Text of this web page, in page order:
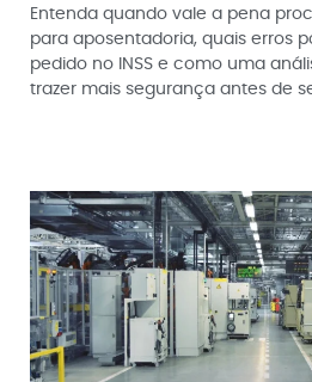
Entenda quando vale a pena
para aposentadoria, quais erros
pedido no INSS e como uma
trazer mais segurança antes de